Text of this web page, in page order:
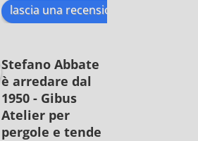
lascia una recensione su
Stefano Abbate
è arredare dal
1950 - Gibus
Atelier per
pergole e tende